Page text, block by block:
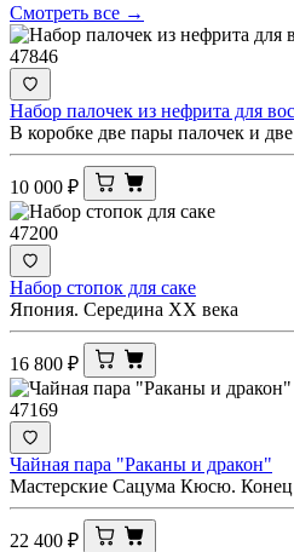
Смотреть все →
47846
Набор палочек из нефрита для
В коробке две пары палочек и
10 000 ₽
47200
Набор стопок для саке
Япония. Середина ХХ века
16 800 ₽
47169
Чайная пара "Раканы и дракон"
Мастерские Сацума Кюсю.
22 400 ₽